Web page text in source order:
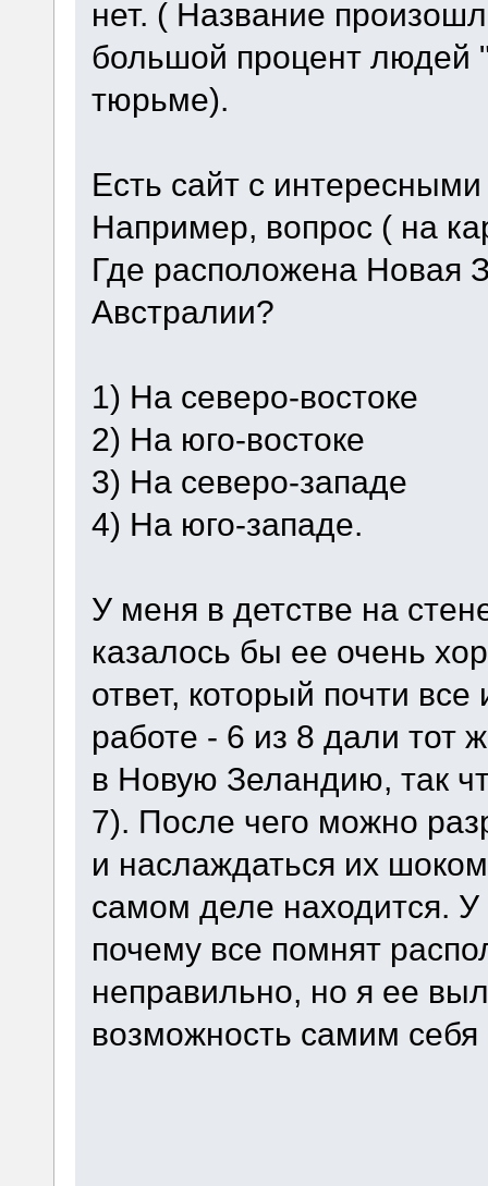
нет. ( Название
большой процент людей
тюрьме).
Есть сайт с
Например, вопрос ( на
Где расположена Новая
Австралии?
1) На северо-востоке
2) На юго-востоке
3) На северо-западе
4) На юго-западе.
У меня в детстве на
казалось бы ее очень
ответ, который почти
работе - 6 из 8 дали тот
в Новую Зеландию, так
7). После чего можно
и наслаждаться их
самом деле находится.
почему все помнят
неправильно, но я ее
возможность самим себя